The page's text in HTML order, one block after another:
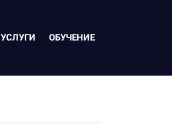
УСЛУГИ ОБУЧЕНИЕ